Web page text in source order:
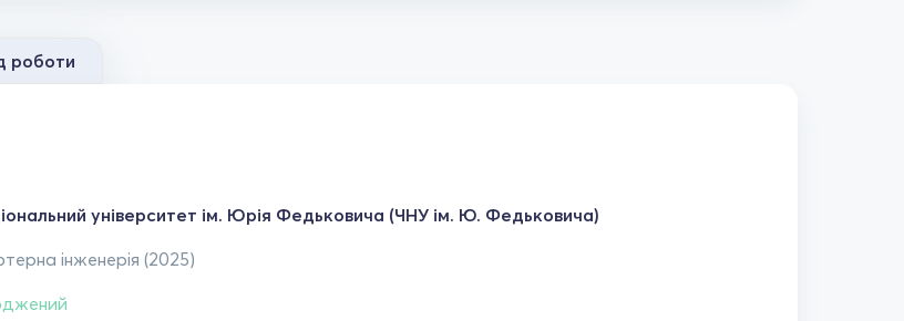
роботи
університет ім. Юрія Федьковича (ЧНУ ім. Ю. Федьковича)
інженерія (2025)